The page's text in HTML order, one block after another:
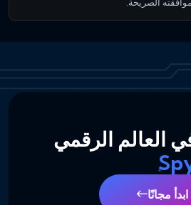
العالم الرقمي
ابدأ مجانًا